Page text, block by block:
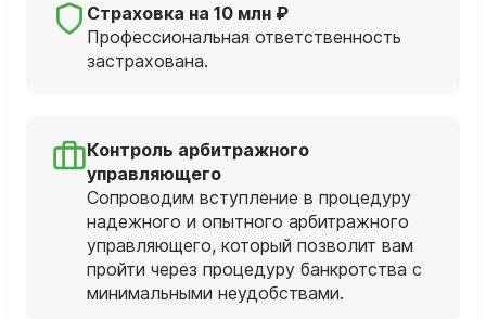
Страховка на 10 млн ₽
Профессиональная ответственность
застрахована.
Контроль арбитражного
управляющего
Сопроводим вступление в процедуру
надежного и опытного арбитражного
управляющего, который позволит вам
пройти через процедуру банкротства с
минимальными неудобствами.